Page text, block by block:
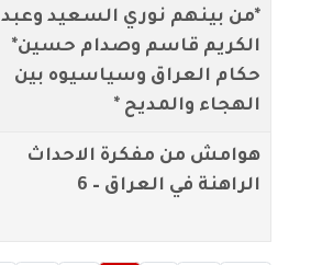
*من بينهم نوري السعيد وعبد
الكريم قاسم وصدام حسين*
حكام العراق وسياسيوه بين
الهجاء والمديح *
هوامش من مفكرة الاحداث
الراهنة في العراق – 6